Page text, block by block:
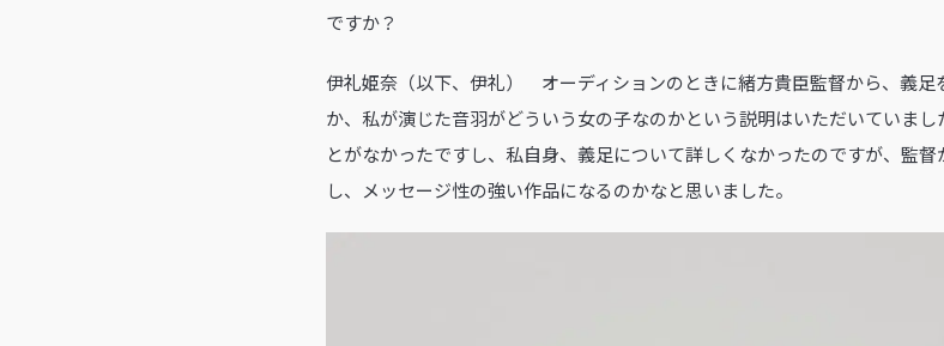
ですか？
伊礼姫奈（以下、伊礼） オーディションのときに緒方貴臣監督から、義足
か、私が演じた音羽がどういう女の子なのかという説明はいただいていま
とがなかったですし、私自身、義足について詳しくなかったのですが、監
し、メッセージ性の強い作品になるのかなと思いました。